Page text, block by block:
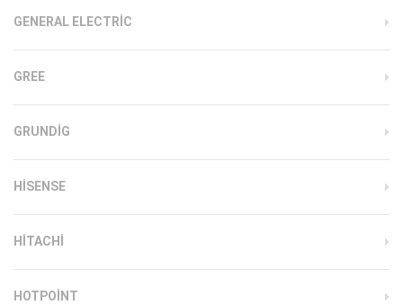
GENERAL ELECTRIC
GREE
GRUNDIG
HISENSE
HITACHI
HOTPOINT